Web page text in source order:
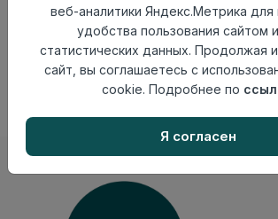
Добавить в корзину
Внимание! Внешний вид товара может
представленного на настоящем
наличие необходимых характеристик и
в момент приобретения товара.
веб-аналитики Яндекс.Метрика
удобства пользования сайтом
статистических данных. Продолжая
сайт, вы соглашаетесь с
cookie. Подробнее по
Я согласен